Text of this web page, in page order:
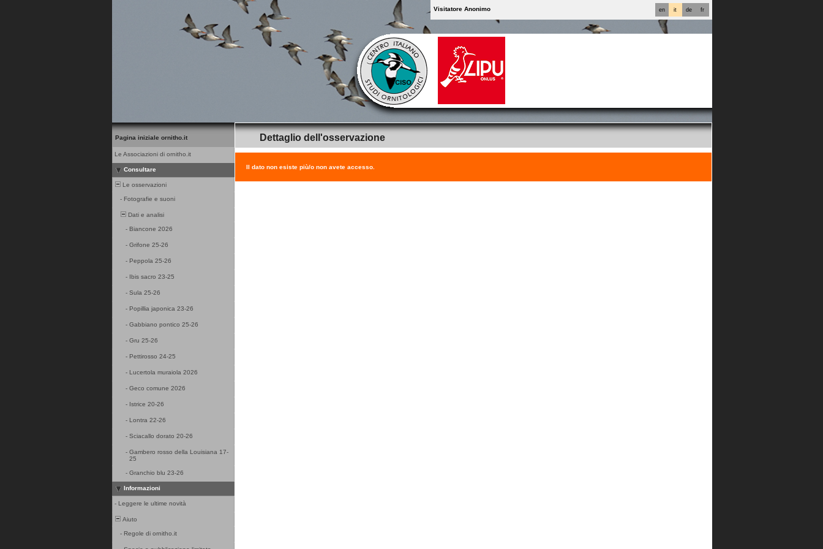
fr
de
it
en
Visitatore Anonimo
Pagina iniziale ornitho.it
Le Associazioni di ornitho.it
Consultare
Le osservazioni
- Fotografie e suoni
Dati e analisi
- Biancone 2026
- Grifone 25-26
- Peppola 25-26
- Ibis sacro 23-25
- Sula 25-26
- Popillia japonica 23-26
- Gabbiano pontico 25-26
- Gru 25-26
- Pettirosso 24-25
- Lucertola muraiola 2026
- Geco comune 2026
- Istrice 20-26
- Lontra 22-26
- Sciacallo dorato 20-26
- Gambero rosso della Louisiana 17-
25
- Granchio blu 23-26
Informazioni
- Leggere le ultime novità
Aiuto
- Regole di ornitho.it
Dettaglio dell'osservazione
Il dato non esiste più/o non avete accesso.